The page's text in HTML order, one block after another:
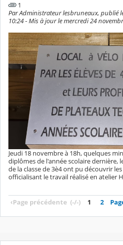
1
Par Administrateur lesbruneaux, publié
10:24 - Mis à jour le mercredi 24
Jeudi 18 novembre à 18h, quelques
diplômes de l'année scolaire dernière,
de la classe de 3è4 ont pu découvrir
officialisant le travail réalisé en atelier
‹Page précédente (-/-) 1 2